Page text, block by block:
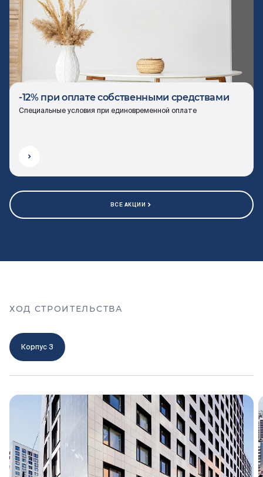
-12% при оплате собственными средствами
Специальные условия при единовременной оплате
ВСЕ АКЦИИ
ХОД СТРОИТЕЛЬСТВА
Корпус 3